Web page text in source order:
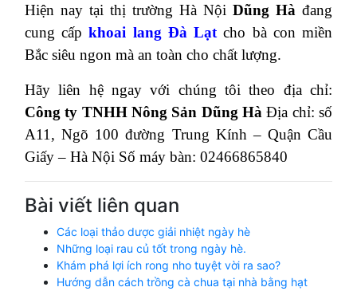
Hiện nay tại thị trường Hà Nội Dũng Hà đang
cung cấp khoai lang Đà Lạtcho bà con miền
Bắc siêu ngon mà an toàn cho chất lượng.
Hãy liên hệ ngay với chúng tôi theo địa chỉ:
Công ty TNHH Nông Sản Dũng Hà Địa chỉ: số
A11, Ngõ 100 đường Trung Kính – Quận Cầu
Giấy – Hà Nội Số máy bàn: 02466865840
Bài viết liên quan
Các loại thảo dược giải nhiệt ngày hè
Những loại rau củ tốt trong ngày hè.
Khám phá lợi ích rong nho tuyệt vời ra sao?
Hướng dẫn cách trồng cà chua tại nhà bằng hạt